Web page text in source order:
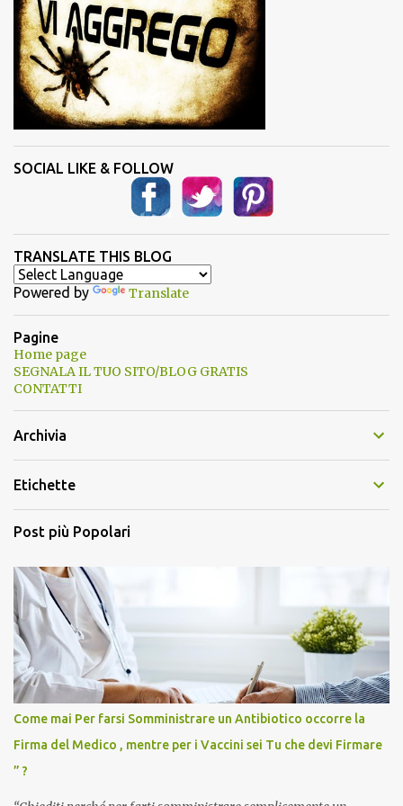
SOCIAL LIKE & FOLLOW
TRANSLATE THIS BLOG
Powered by Translate
Pagine
Home page
SEGNALA IL TUO SITO/BLOG GRATIS
CONTATTI
Archivia
Etichette
Post più Popolari
Come mai Per farsi Somministrare un Antibiotico occorre la
Firma del Medico , mentre per i Vaccini sei Tu che devi Firmare
” ?